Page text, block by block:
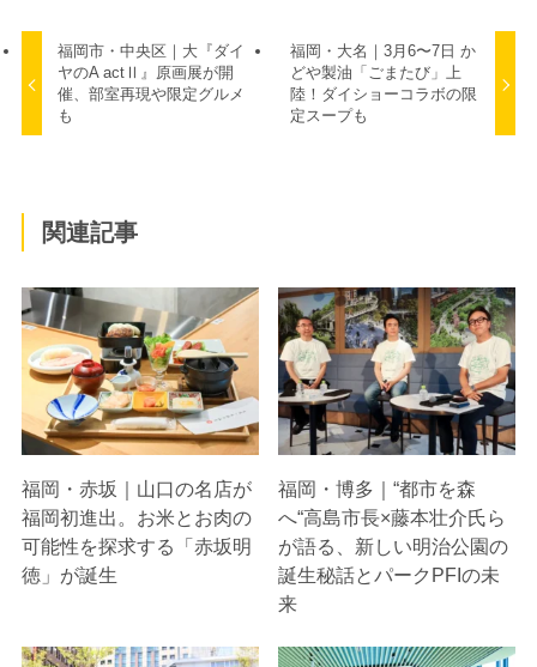
福岡市・中央区｜大『ダイ
ヤのA actⅡ』原画展が開
催、部室再現や限定グルメ
も
福岡・大名｜3月6〜7日 か
どや製油「ごまたび」上
陸！ダイショーコラボの限
定スープも
関連記事
福岡・赤坂｜山口の名店が
福岡初進出。お米とお肉の
可能性を探求する「赤坂明
徳」が誕生
福岡・博多｜“都市を森
へ“高島市長×藤本壮介氏ら
が語る、新しい明治公園の
誕生秘話とパークPFIの未
来